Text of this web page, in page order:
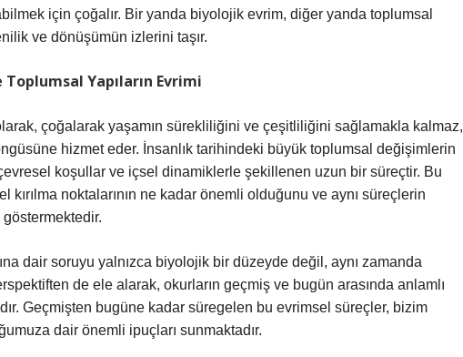
için çoğalır. Bir yanda biyolojik evrim, diğer yanda toplumsal
ve dönüşümün izlerini taşır.
Yapıların Evrimi
çoğalarak yaşamın sürekliliğini ve çeşitliliğini sağlamakla kalmaz,
hizmet eder. İnsanlık tarihindeki büyük toplumsal değişimlerin
koşullar ve içsel dinamiklerle şekillenen uzun bir süreçtir. Bu
noktalarının ne kadar önemli olduğunu ve aynı süreçlerin
dair soruyu yalnızca biyolojik bir düzeyde değil, aynı zamanda
de ele alarak, okurların geçmiş ve bugün arasında anlamlı
Geçmişten bugüne kadar süregelen bu evrimsel süreçler, bizim
dair önemli ipuçları sunmaktadır.